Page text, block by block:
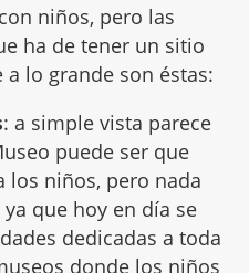
niños, pero las
ha de tener un sitio
lo grande son éstas:
: a simple vista parece
puede ser que
los niños, pero nada
que hoy en día se
dedicadas a toda
donde los niños